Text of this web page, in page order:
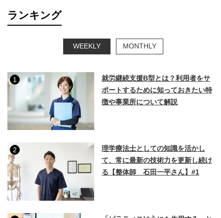
ランキング
WEEKLY MONTHLY
1
就労継続支援B型とは？利用者をサ
ポートするために知っておきたい特
徴や事業所について解説
2
理学療法士としての知識を活かし
て、常に最新の技術力を更新し続け
る【整体師 石田一平さん】#1